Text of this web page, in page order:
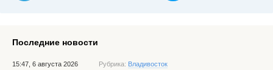
Последние новости
15:47, 6 августа 2026 Рубрика: Владивосток